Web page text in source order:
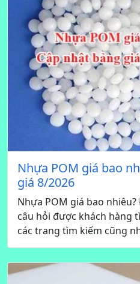
Nhựa POM giá bao
giá 8/2026
Nhựa POM giá bao
câu hỏi được khách hàng
các trang tìm kiếm cũng